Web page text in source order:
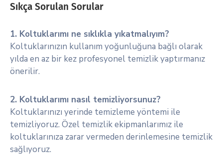
Sıkça Sorulan Sorular
1. Koltuklarımı ne sıklıkla yıkatmalıyım?
Koltuklarınızın kullanım yoğunluğuna bağlı olarak
yılda en az bir kez profesyonel temizlik yaptırmanız
önerilir.
2. Koltuklarımı nasıl temizliyorsunuz?
Koltuklarınızı yerinde temizleme yöntemi ile
temizliyoruz. Özel temizlik ekipmanlarımız ile
koltuklarınıza zarar vermeden derinlemesine temizlik
sağlıyoruz.